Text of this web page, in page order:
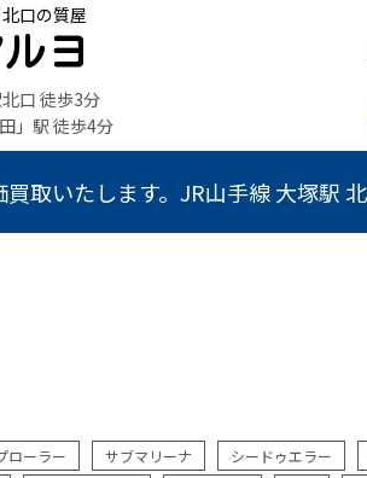
口の質屋
口 徒歩3分
」駅 徒歩4分
取いたします。JR山手線 大塚駅
ローラー サブマリーナ シードゥエラー